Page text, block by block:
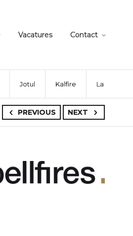
Vacatures Contact
Jotul Kalfire La
PREVIOUS NEXT